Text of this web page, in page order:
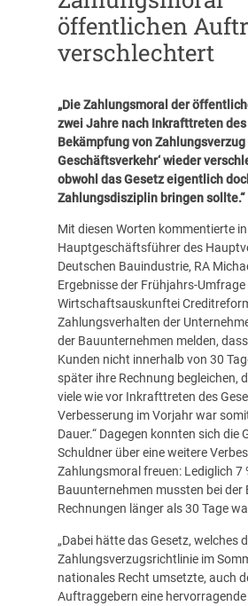
öffentlichen
verschlechtert
„Die Zahlungsmoral der
zwei Jahre nach Inkrafttreten des
Bekämpfung von Zahlungsverzug
Geschäftsverkehr‘ wieder
obwohl das Gesetz eigentlich
Zahlungsdisziplin bringen sollte.“
Mit diesen Worten kommentierte
Hauptgeschäftsführer des
Deutschen Bauindustrie, RA
Ergebnisse der Frühjahrs-Umfrage
Wirtschaftsauskunftei
Zahlungsverhalten der
der Bauunternehmen melden,
Kunden nicht innerhalb von 30
später ihre Rechnung begleichen,
viele wie vor Inkrafttreten des
Verbesserung im Vorjahr war
Dauer.“ Dagegen konnten sich die
Schuldner über eine weitere
Zahlungsmoral freuen: Lediglich 7
Bauunternehmen mussten bei der
Rechnungen länger als 30 Tage
„Dabei hätte das Gesetz, welches
Zahlungsverzugsrichtlinie im
nationales Recht umsetzte, auch
Auftraggebern eine hervorragende